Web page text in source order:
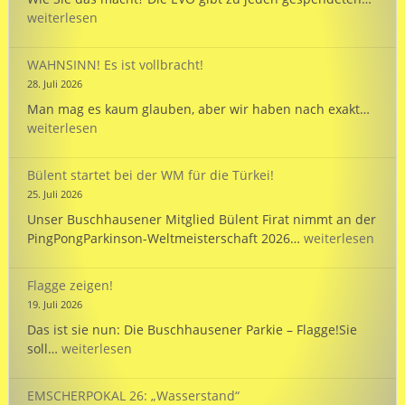
weiterlesen
WAHNSINN! Es ist vollbracht!
28. Juli 2026
Man mag es kaum glauben, aber wir haben nach exakt…
weiterlesen
Bülent startet bei der WM für die Türkei!
25. Juli 2026
Unser Buschhausener Mitglied Bülent Firat nimmt an der
PingPongParkinson-Weltmeisterschaft 2026… Bülent
für
weiterlesen
Flagge zeigen!
19. Juli 2026
Das ist sie nun: Die Buschhausener Parkie – Flagge!Sie
soll… Flagge
weiterlesen
EMSCHERPOKAL 26: „Wasserstand“